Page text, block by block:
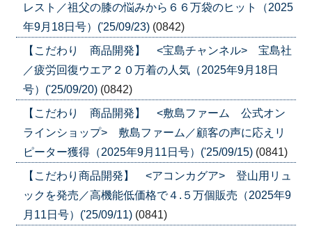
レスト／祖父の膝の悩みから６６万袋のヒット（2025
年9月18日号）('25/09/23) (0842)
【こだわり 商品開発】 <宝島チャンネル> 宝島社
／疲労回復ウエア２０万着の人気（2025年9月18日
号）('25/09/20) (0842)
【こだわり 商品開発】 <敷島ファーム 公式オン
ラインショップ> 敷島ファーム／顧客の声に応えリ
ピーター獲得（2025年9月11日号）('25/09/15) (0841)
【こだわり商品開発】 <アコンカグア> 登山用リュ
ックを発売／高機能低価格で４.５万個販売（2025年9
月11日号）('25/09/11) (0841)